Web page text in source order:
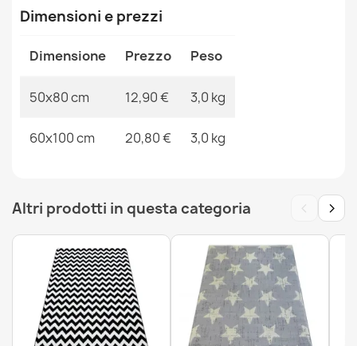
12,90 €
Tappeto da bagno SYNERGY glamour, antiscivolo,
Dimensioni e prezzi
Dimensione Prezzo Peso
50x80 cm 12,90 € 3,0 kg
60x100 cm 20,80 € 3,0 kg
Altri prodotti in questa categoria ‹ ›